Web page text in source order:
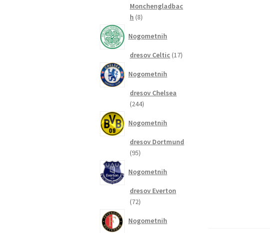
Monchengladbac
h 88
Nogometnih
dresov Celtic 1717
Nogometnih
dresov Chelsea
244244
Nogometnih
dresov Dortmund
9595
Nogometnih
dresov Everton
7272
Nogometnih